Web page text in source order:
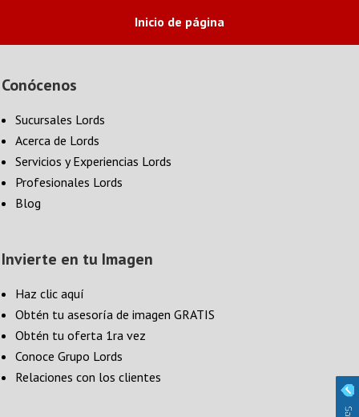
Inicio de página
Conócenos
Sucursales Lords
Acerca de Lords
Servicios y Experiencias Lords
Profesionales Lords
Blog
Invierte en tu Imagen
Haz clic aquí
Obtén tu asesoría de imagen GRATIS
Obtén tu oferta 1ra vez
Conoce Grupo Lords
Relaciones con los clientes